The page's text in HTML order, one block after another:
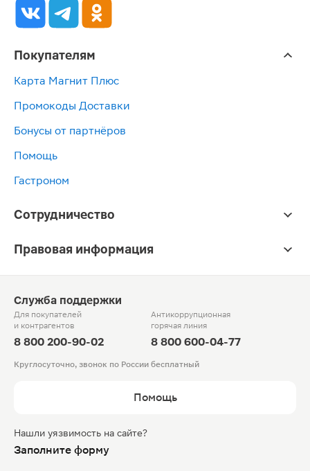
Покупателям
Карта Магнит Плюс
Промокоды Доставки
Бонусы от партнёров
Помощь
Гастроном
Сотрудничество
Правовая информация
Служба поддержки
Для покупателей
и контрагентов
8 800 200-90-02
Антикоррупционная
горячая линия
8 800 600-04-77
Круглосуточно, звонок по России бесплатный
Помощь
Нашли уязвимость на сайте?
Заполните форму